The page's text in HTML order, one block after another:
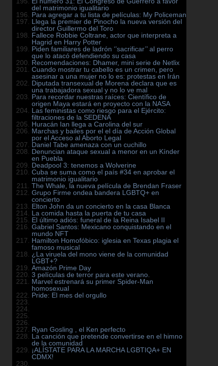
del matrimonio igualitario
Para agregar a tu lista de películas: My Policeman
Llega la premier de Pinocho la nueva versión del
director Guillermo del Toro
Fallece Robbie Coltrane, actor que interpreta a
Hagrid en Harry Potter
Piden familiares de ladrón ‘’sacrificar’’ al perro
que lo atacó defendiendo su casa
Recomendaciones: Dhamer, mini serie de Netlix
Cuando mostrar tu cabello es un crimen, pero
asesinar a una mujer no lo es: protestas en Irán
Diputada transexual de Morena declara que es
una trabajadora sexual y no lo ve mal
Para recordar nuestras raíces: Científico de
origen Maya estará en proyecto con la NASA
Las feministas como riesgo para el Ejército:
filtraciones de la SEDENA
Huracán Ian llega a Carolina del sur
Marchas y bailes por el el día de Acción Global
por el Acceso al Aborto Legal
Daniel Tabe amenaza con un cuchillo
Denuncian ataque sexual a menor en un Kínder
en Puebla
Deadpool 3: tenemos a Wolverine
Cuba se suma como el país #34 en aprobar el
matrimonio igualitario
The Whale, la nueva película de Brendan Fraser
Grupo Firme ondea bandera LGBTQ+ en
concierto
Elton John da un concierto en la casa Blanca
La comida hasta la puerta de tu casa
El último adiós: funeral de la Reina Isabel II
Gabriel Santos: Mexicano conquistando en el
mundo NFT
Hamilton Homofóbico: iglesia en Texas plagia el
famoso musical
¿La viruela del mono viene de la comunidad
LGBT+?
Amazón Prime Day
3 películas de terror para este verano.
Marvel estrenará su primer Spider-Man
homosexual
Pride: El mes del orgullo
Ryan Gosling , el Ken perfecto
La canción que pretende convertirse en el himno
de la comunidad
¡ALÍSTATE PARA LA MARCHA LGBTIQA+ EN
CDMX!